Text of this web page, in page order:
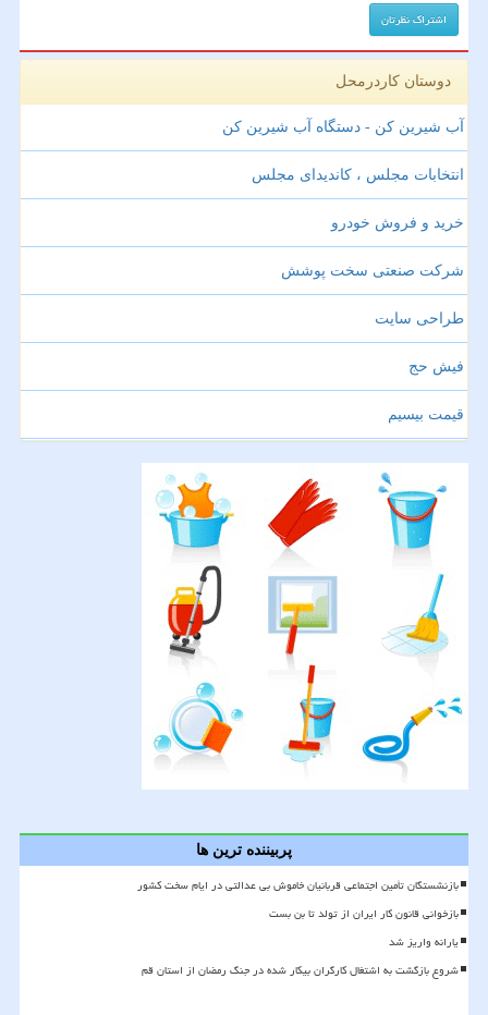
دوستان کاردرمحل
آب شیرین کن - دستگاه آب شیرین کن
انتخابات مجلس ، کاندیدای مجلس
خرید و فروش خودرو
شرکت صنعتی سخت پوشش
طراحی سایت
فیش حج
قیمت بیسیم
پربیننده ترین ها
بازنشستگان تأمین اجتماعی قربانیان خاموش بی عدالتی در ایام سخت کشور
بازخوانی قانون کار ایران از تولد تا بن بست
یارانه واریز شد
شروع بازگشت به اشتغال کارگران بیکار شده در جنگ رمضان از استان قم